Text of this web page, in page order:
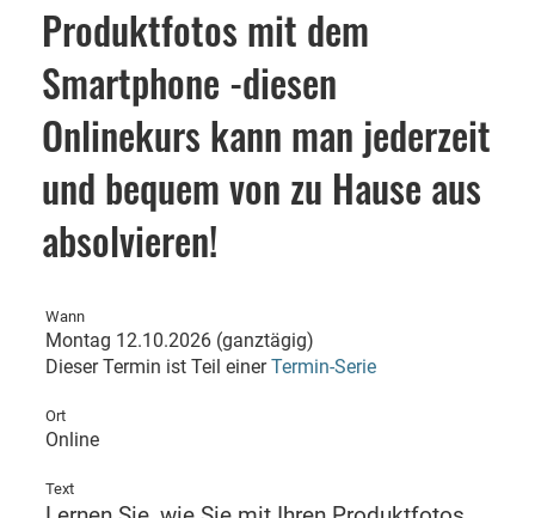
Produktfotos mit dem
Smartphone -diesen
Onlinekurs kann man jederzeit
und bequem von zu Hause aus
absolvieren!
Wann
Montag 12.10.2026 (ganztägig)
Dieser Termin ist Teil einerTermin-Serie
Ort
Online
Text